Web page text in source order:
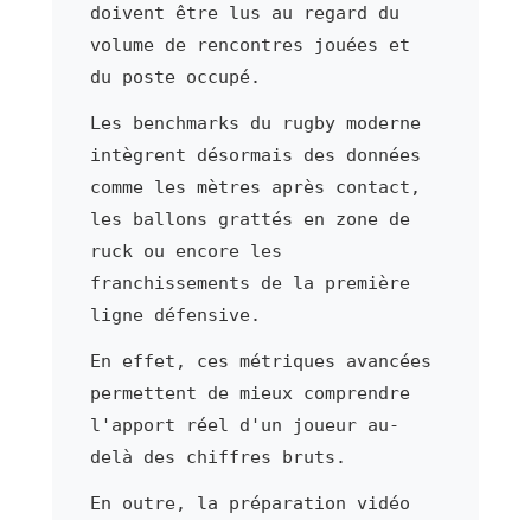
doivent être lus au regard du
volume de rencontres jouées et
du poste occupé.
Les benchmarks du rugby moderne
intègrent désormais des données
comme les mètres après contact,
les ballons grattés en zone de
ruck ou encore les
franchissements de la première
ligne défensive.
En effet, ces métriques avancées
permettent de mieux comprendre
l'apport réel d'un joueur au-
delà des chiffres bruts.
En outre, la préparation vidéo